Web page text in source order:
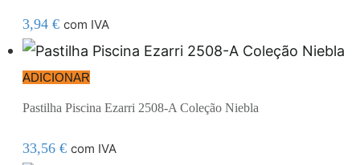
3,94 € com IVA
ADICIONAR
Pastilha Piscina Ezarri 2508-A Coleção Niebla
33,56 € com IVA